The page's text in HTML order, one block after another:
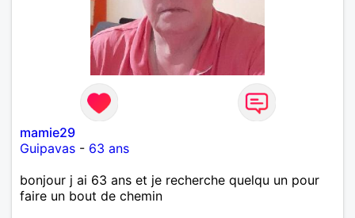
mamie29
Guipavas - 63 ans
bonjour j ai 63 ans et je recherche quelqu un pour
faire un bout de chemin